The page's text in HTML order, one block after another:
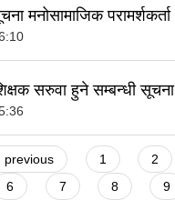
मनोसामाजिक परामर्शकर्ता
सरुवा हुने सम्बन्धी सूचना
previous 1 2
6 7 8 9